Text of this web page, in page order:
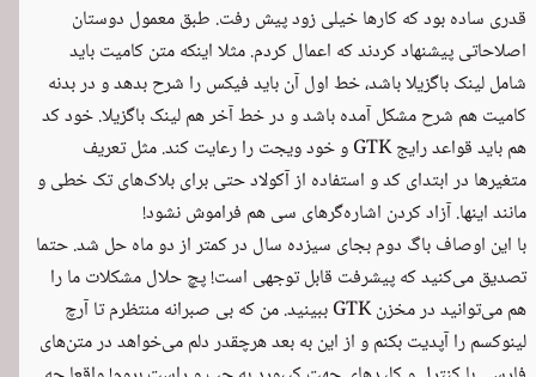
قدری ساده بود که کارها خیلی زود پیش رفت. طبق معمول دوستان
اصلاحاتی پیشنهاد کردند که اعمال کردم. مثلا اینکه متن کامیت باید
شامل لینک باگزیلا باشد، خط اول آن باید فیکس را شرح بدهد و در بدنه
کامیت هم شرح مشکل آمده باشد و در خط آخر هم لینک باگزیلا. خود کد
هم باید قواعد رایج GTK و خود ویجت را رعایت کند. مثل تعریف
متغیرها در ابتدای کد و استفاده از آکولاد حتی برای بلاک‌های تک خطی و
مانند اینها. آزاد کردن اشاره‌گرهای سی هم فراموش نشود!
با این اوصاف باگ دوم بجای سیزده سال در کمتر از دو ماه حل شد. حتما
تصدیق می‌کنید که پیشرفت قابل توجهی است! پچ حلال مشکلات ما را
هم می‌توانید در مخزن GTK ‬
ببینید. من که بی صبرانه منتظرم تا آرچ
لینوکسم را آپدیت بکنم و از این به بعد هرچقدر دلم می‌خواهد در متن‌های